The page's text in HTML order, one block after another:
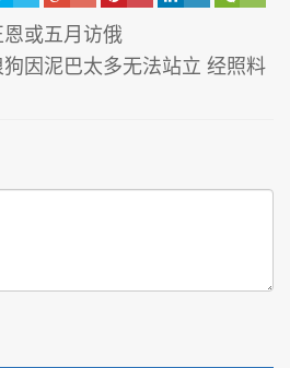
或五月访俄
因泥巴太多无法站立 经照料